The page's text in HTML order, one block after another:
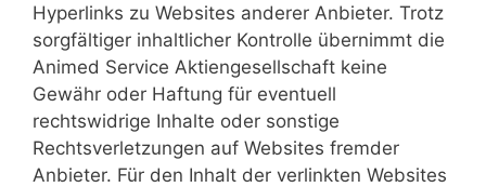
Hyperlinks zu Websites anderer Anbieter. Trotz
sorgfältiger inhaltlicher Kontrolle übernimmt die
Animed Service Aktiengesellschaft keine
Gewähr oder Haftung für eventuell
rechtswidrige Inhalte oder sonstige
Rechtsverletzungen auf Websites fremder
Anbieter. Für den Inhalt der verlinkten Websites